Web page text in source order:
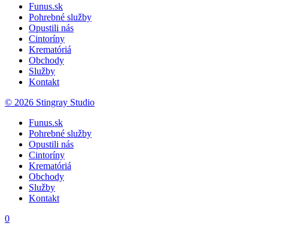
Funus.sk
Pohrebné služby
Opustili nás
Cintoríny
Krematóriá
Obchody
Služby
Kontakt
© 2026 Stingray Studio
Funus.sk
Pohrebné služby
Opustili nás
Cintoríny
Krematóriá
Obchody
Služby
Kontakt
0